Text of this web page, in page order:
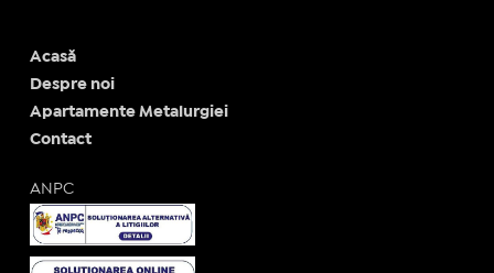
Acasă
Despre noi
Apartamente Metalurgiei
Contact
ANPC